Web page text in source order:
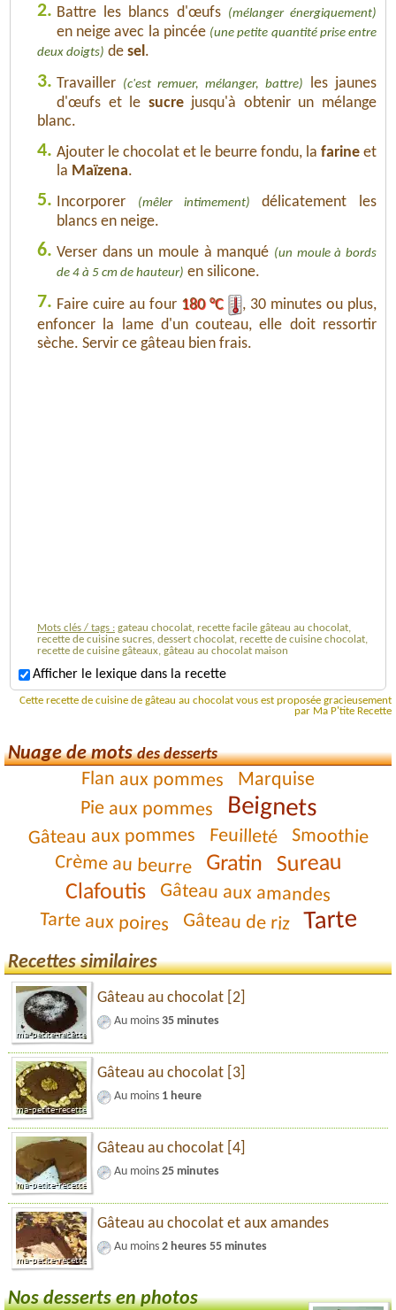
2. Battre les blancs d'œufs (mélanger énergiquement)
en neige avec la pincée (une petite quantité prise entre
deux doigts) de sel .
3. Travailler (c'est remuer, mélanger, battre)
les jaunes
d'œufs et le sucrejusqu'à obtenir un mélange
blanc.
4. Ajouter le chocolat et le beurre fondu, la farine et
la Maïzena.
5. Incorporer (mêler intimement)
délicatement les
blancs en neige.
6. Verser dans un moule à manqué (un moule à bords
de 4 à 5 cm de hauteur) en silicone.
7. Faire cuire au four 180 °C
, 30 minutes ou plus,
enfoncer la lame d'un couteau, elle doit ressortir
sèche. Servir ce gâteau bien frais.
Mots clés / tags : gateau chocolat, recette facile gâteau au chocolat,
recette de cuisine sucres, dessert chocolat, recette de cuisine chocolat,
recette de cuisine gâteaux, gâteau au chocolat maison
Afficher le lexique dans la recette
Cette recette de cuisine de gâteau au chocolat vous est proposée gracieusement
par Ma P'tite Recette
Nuage de motsdes desserts
Flan aux pommes Marquise
Pie aux pommes Beignets
Gâteau aux pommes Feuilleté Smoothie
Crème au beurre Gratin Sureau
Clafoutis Gâteau aux amandes
Tarte aux poires Gâteau de riz Tarte
Recettes similaires
Gâteau au chocolat [2]
Au moins 35 minutes
Gâteau au chocolat [3]
Au moins 1 heure
Gâteau au chocolat [4]
Au moins 25 minutes
Gâteau au chocolat et aux amandes
Au moins 2 heures 55 minutes
Nos desserts en photos